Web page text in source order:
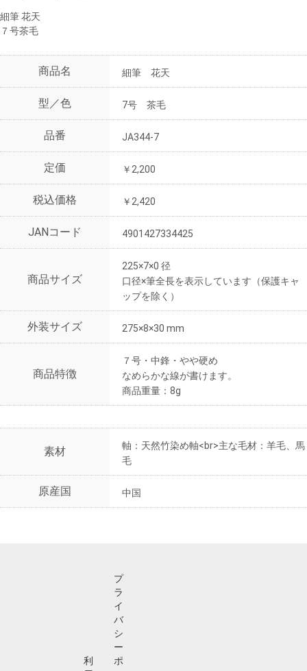
細筆 花天
７号茶毛
商品名 細筆 花天
型／色 7号 茶毛
品番 JA344-7
定価 ￥2,200
税込価格 ￥2,420
JANコード 4901427334425
商品サイズ
225×7×0 径
口径×筆全長を表示しています（保護キャ
ップを除く）
外装サイズ 275×8×30 mm
商品特徴
７号・中鋒・やや硬め
なめらかな線が書けます。
商品重量：8g
素材
軸：天然竹染め軸<br>主な毛材：羊毛、馬
毛
原産国 中国
利
プ
ラ
イ
バ
シ
ー
ポ